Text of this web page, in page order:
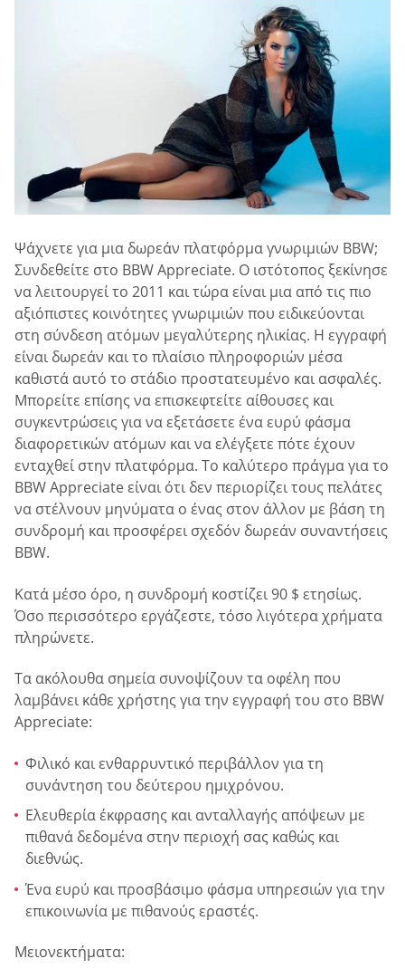
Ψάχνετε για μια δωρεάν πλατφόρμα γνωριμιών BBW;
Συνδεθείτε στο BBW Appreciate. Ο ιστότοπος ξεκίνησε
να λειτουργεί το 2011 και τώρα είναι μια από τις πιο
αξιόπιστες κοινότητες γνωριμιών που ειδικεύονται
στη σύνδεση ατόμων μεγαλύτερης ηλικίας. Η εγγραφή
είναι δωρεάν και το πλαίσιο πληροφοριών μέσα
καθιστά αυτό το στάδιο προστατευμένο και ασφαλές.
Μπορείτε επίσης να επισκεφτείτε αίθουσες και
συγκεντρώσεις για να εξετάσετε ένα ευρύ φάσμα
διαφορετικών ατόμων και να ελέγξετε πότε έχουν
ενταχθεί στην πλατφόρμα. Το καλύτερο πράγμα για το
BBW Appreciate είναι ότι δεν περιορίζει τους πελάτες
να στέλνουν μηνύματα ο ένας στον άλλον με βάση τη
συνδρομή και προσφέρει σχεδόν δωρεάν συναντήσεις
BBW.
Κατά μέσο όρο, η συνδρομή κοστίζει 90 $ ετησίως.
Όσο περισσότερο εργάζεστε, τόσο λιγότερα χρήματα
πληρώνετε.
Τα ακόλουθα σημεία συνοψίζουν τα οφέλη που
λαμβάνει κάθε χρήστης για την εγγραφή του στο BBW
Appreciate:
Φιλικό και ενθαρρυντικό περιβάλλον για τη
συνάντηση του δεύτερου ημιχρόνου.
Ελευθερία έκφρασης και ανταλλαγής απόψεων με
πιθανά δεδομένα στην περιοχή σας καθώς και
διεθνώς.
Ένα ευρύ και προσβάσιμο φάσμα υπηρεσιών για την
επικοινωνία με πιθανούς εραστές.
Μειονεκτήματα: